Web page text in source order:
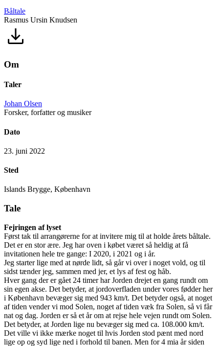
Båltale
Rasmus Ursin Knudsen
Om
Taler
Johan Olsen
Forsker, forfatter og musiker
Dato
23. juni 2022
Sted
Islands Brygge, København
Tale
Fejringen af lyset
Først tak til arrangørerne for at invitere mig til at holde årets båltale.
Det er en stor ære. Jeg har oven i købet været så heldig at få
invitationen hele tre gange: I 2020, i 2021 og i år.
Jeg starter lige med at nørde lidt, så går vi over i noget vold, og til
sidst tænder jeg, sammen med jer, et lys af fest og håb.
Hver gang der er gået 24 timer har Jorden drejet en gang rundt om
sin egen akse. Det betyder, at jordoverfladen under vores fødder her
i København bevæger sig med 943 km/t. Det betyder også, at noget
af tiden vender vi mod Solen, noget af tiden væk fra Solen, så vi får
nat og dag. Jorden er så et år om at rejse hele vejen rundt om Solen.
Det betyder, at Jorden lige nu bevæger sig med ca. 108.000 km/t.
Det ville vi ikke mærke noget til hvis Jorden stod pænt med nord
lige op og syd lige ned i forhold til banen. Men for 4 mia år siden